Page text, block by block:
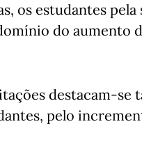
os estudantes pela
do aumento
destacam-se
pelo